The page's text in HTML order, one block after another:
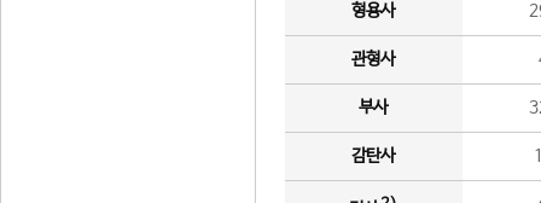
형용사
관형사
부사
감탄사